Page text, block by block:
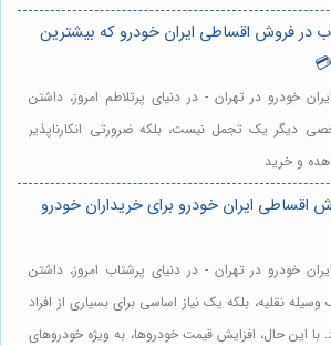
در فروش اقساطی ایران خودرو که بیشترین
خودرو در تهران - در دنیای پرتلاطم امروز، داشتن
دیگر یک تجمل نیست، بلکه ضرورتی انکارناپذیر
و خرید
اقساطی ایران خودرو برای خریداران خودرو
خودرو در تهران - در دنیای پرشتاب امروز، داشتن
نقلیه، بلکه یک نیاز اساسی برای بسیاری از افراد
این حال، افزایش قیمت خودروها، به ویژه خودروهای